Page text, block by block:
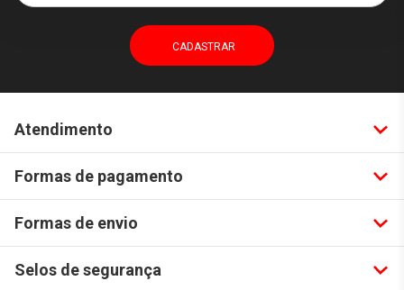
Atendimento
Formas de pagamento
Formas de envio
Selos de segurança